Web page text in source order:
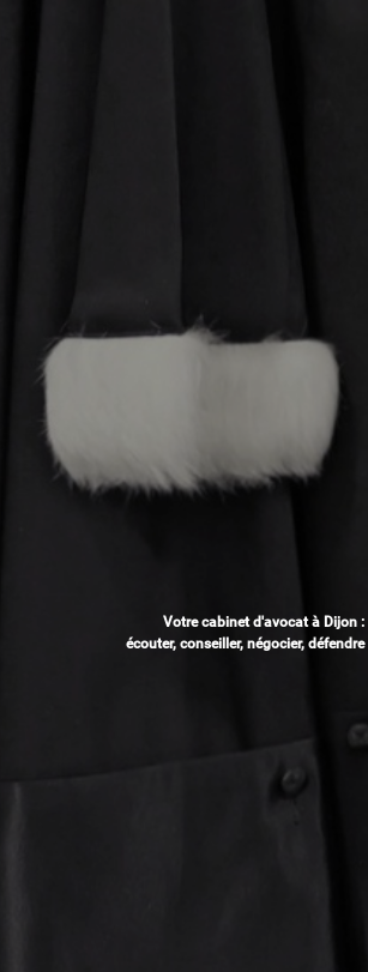
Votre cabinet d'avocat à Dijon :
écouter, conseiller, négocier, défendre